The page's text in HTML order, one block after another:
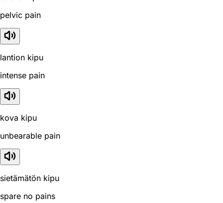
pelvic pain
lantion kipu
intense pain
kova kipu
unbearable pain
sietämätön kipu
spare no pains